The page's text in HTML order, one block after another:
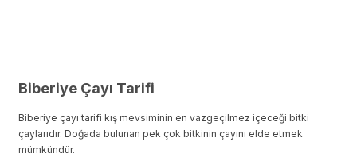
Biberiye Çayı Tarifi
Biberiye çayı tarifi kış mevsiminin en vazgeçilmez içeceği bitki
çaylarıdır. Doğada bulunan pek çok bitkinin çayını elde etmek
mümkündür.